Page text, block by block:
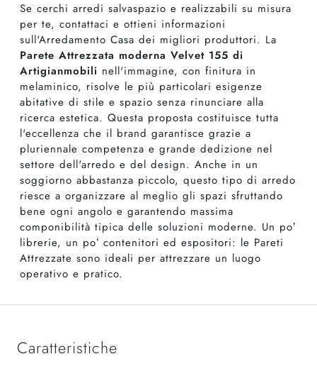
Se cerchi arredi salvaspazio e realizzabili su misura
per te, contattaci e ottieni informazioni
sull'Arredamento Casa dei migliori produttori. La
Parete Attrezzata moderna Velvet 155 di
Artigianmobili nell'immagine, con finitura in
melaminico, risolve le più particolari esigenze
abitative di stile e spazio senza rinunciare alla
ricerca estetica. Questa proposta costituisce tutta
l'eccellenza che il brand garantisce grazie a
pluriennale competenza e grande dedizione nel
settore dell'arredo e del design. Anche in un
soggiorno abbastanza piccolo, questo tipo di arredo
riesce a organizzare al meglio gli spazi sfruttando
bene ogni angolo e garantendo massima
componibilità tipica delle soluzioni moderne. Un po’
librerie, un po’ contenitori ed espositori: le Pareti
Attrezzate sono ideali per attrezzare un luogo
operativo e pratico.
Caratteristiche